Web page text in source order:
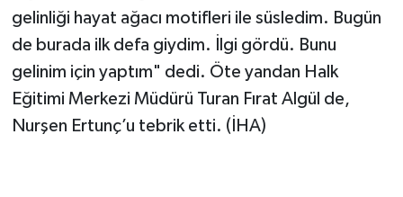
gelinliği hayat ağacı motifleri ile süsledim. Bugün
de burada ilk defa giydim. İlgi gördü. Bunu
gelinim için yaptım" dedi. Öte yandan Halk
Eğitimi Merkezi Müdürü Turan Fırat Algül de,
Nurşen Ertunç’u tebrik etti. (İHA)